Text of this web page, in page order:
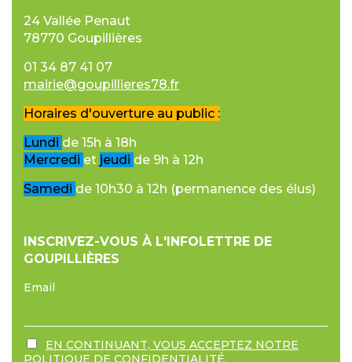
24 Vallée Penaut
78770 Goupillières
01 34 87 41 07
mairie@goupillieres78.fr
Horaires d'ouverture au public :
Lundi de 15h à 18h
Mercredi et jeudi de 9h à 12h
Samedi de 10h30 à 12h (permanence des élus)
INSCRIVEZ-VOUS À L'INFOLETTRE DE
GOUPILLIÈRES
Email
EN CONTINUANT, VOUS ACCEPTEZ NOTRE
POLITIQUE DE CONFIDENTIALITÉ.